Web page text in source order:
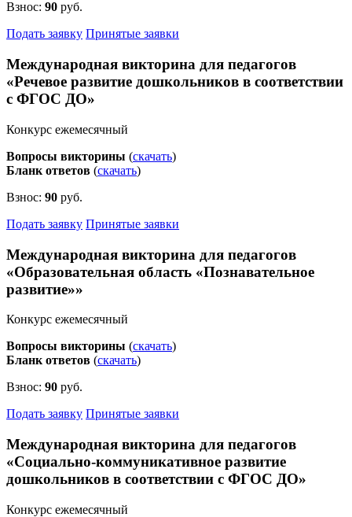
Взнос: 90 руб.
Подать заявку Принятые заявки
Международная викторина для педагогов
«Речевое развитие дошкольников в соответствии
с ФГОС ДО»
Конкурс ежемесячный
Вопросы викторины (скачать)
Бланк ответов (скачать)
Взнос: 90 руб.
Подать заявку Принятые заявки
Международная викторина для педагогов
«Образовательная область «Познавательное
развитие»»
Конкурс ежемесячный
Вопросы викторины (скачать)
Бланк ответов (скачать)
Взнос: 90 руб.
Подать заявку Принятые заявки
Международная викторина для педагогов
«Социально-коммуникативное развитие
дошкольников в соответствии с ФГОС ДО»
Конкурс ежемесячный